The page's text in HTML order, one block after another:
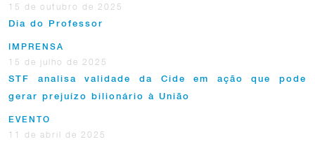
15 de outubro de 2025
Dia do Professor
IMPRENSA
15 de julho de 2025
STF analisa validade da Cide em ação que pode
gerar prejuízo bilionário à União
EVENTO
11 de abril de 2025